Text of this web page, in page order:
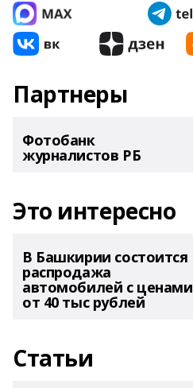
Партнеры
Фотобанк
журналистов РБ
Это интересно
В Башкирии состоится
распродажа
автомобилей с ценами
от 40 тыс рублей
Статьи